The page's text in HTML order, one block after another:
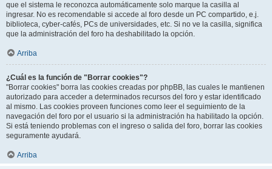
que el sistema le reconozca automáticamente solo marque la casilla al
ingresar. No es recomendable si accede al foro desde un PC compartido, e.j.
biblioteca, cyber-cafés, PCs de universidades, etc. Si no ve la casilla, significa
que la administración del foro ha deshabilitado la opción.
Arriba
¿Cuál es la función de "Borrar cookies"?
"Borrar cookies" borra las cookies creadas por phpBB, las cuales le mantienen
autorizado para acceder a determinados recursos del foro y estar identificado
al mismo. Las cookies proveen funciones como leer el seguimiento de la
navegación del foro por el usuario si la administración ha habilitado la opción.
Si está teniendo problemas con el ingreso o salida del foro, borrar las cookies
seguramente ayudará.
Arriba